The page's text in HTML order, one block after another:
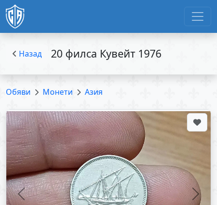
Назад 20 филса Кувейт 1976
Обяви Монети Азия
Previous Next